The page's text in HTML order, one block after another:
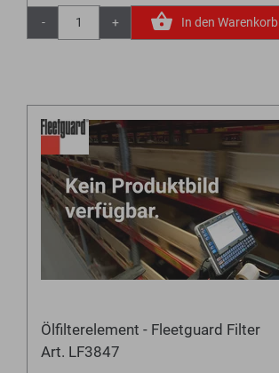
- + In den Warenkorb
Ölfilterelement - Fleetguard Filter
Art. LF3847